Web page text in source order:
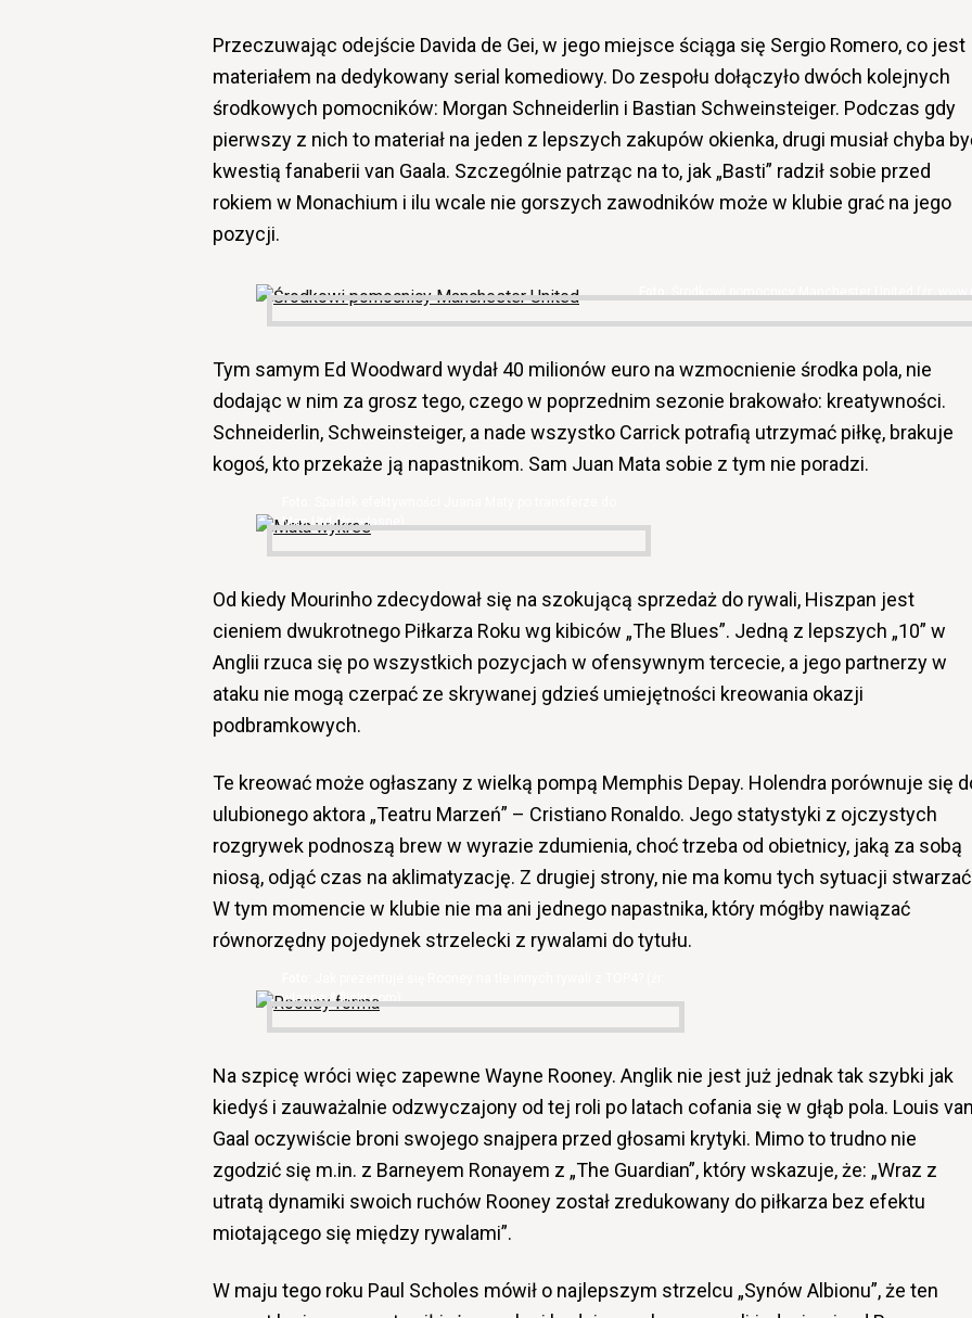
Przeczuwając odejście Davida de Gei, w jego miejsce ściąga się Sergio Romero, co jest
materiałem na dedykowany serial komediowy. Do zespołu dołączyło dwóch kolejnych
środkowych pomocników: Morgan Schneiderlin i Bastian Schweinsteiger. Podczas gdy
pierwszy z nich to materiał na jeden z lepszych zakupów okienka, drugi musiał chyba
kwestią fanaberii van Gaala. Szczególnie patrząc na to, jak „Basti” radził sobie przed
rokiem w Monachium i ilu wcale nie gorszych zawodników może w klubie grać na jego
pozycji.
Środkowi pomocnicy Manchester United (źr:
Tym samym Ed Woodward wydał 40 milionów euro na wzmocnienie środka pola, nie
dodając w nim za grosz tego, czego w poprzednim sezonie brakowało: kreatywności.
Schneiderlin, Schweinsteiger, a nade wszystko Carrick potrafią utrzymać piłkę, brakuje
kogoś, kto przekaże ją napastnikom. Sam Juan Mata sobie z tym nie poradzi.
Man Utd (źr: własne)
Od kiedy Mourinho zdecydował się na szokującą sprzedaż do rywali, Hiszpan jest
cieniem dwukrotnego Piłkarza Roku wg kibiców „The Blues”. Jedną z lepszych „10” w
Anglii rzuca się po wszystkich pozycjach w ofensywnym tercecie, a jego partnerzy w
ataku nie mogą czerpać ze skrywanej gdzieś umiejętności kreowania okazji
podbramkowych.
Te kreować może ogłaszany z wielką pompą Memphis Depay. Holendra porównuje się
ulubionego aktora „Teatru Marzeń” – Cristiano Ronaldo. Jego statystyki z ojczystych
rozgrywek podnoszą brew w wyrazie zdumienia, choć trzeba od obietnicy, jaką za sobą
niosą, odjąć czas na aklimatyzację. Z drugiej strony, nie ma komu tych sytuacji
W tym momencie w klubie nie ma ani jednego napastnika, który mógłby nawiązać
równorzędny pojedynek strzelecki z rywalami do tytułu.
własne & flickr.com)
Na szpicę wróci więc zapewne Wayne Rooney. Anglik nie jest już jednak tak szybki jak
kiedyś i zauważalnie odzwyczajony od tej roli po latach cofania się w głąb pola. Louis
Gaal oczywiście broni swojego snajpera przed głosami krytyki. Mimo to trudno nie
zgodzić się m.in. z Barneyem Ronayem z „The Guardian”, który wskazuje, że: „Wraz z
utratą dynamiki swoich ruchów Rooney został zredukowany do piłkarza bez efektu
miotającego się między rywalami”.
W maju tego roku Paul Scholes mówił o najlepszym strzelcu „Synów Albionu”, że ten